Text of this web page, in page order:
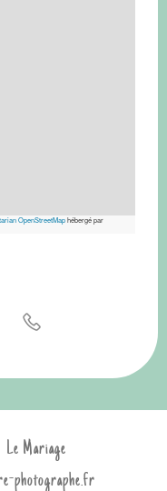
OpenStreetMaphébergé par
Le Mariage
photographe.fr